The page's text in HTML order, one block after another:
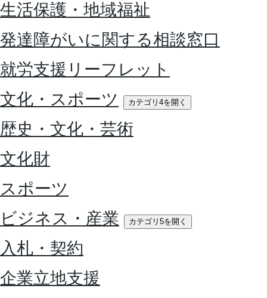
生活保護・地域福祉
発達障がいに関する相談窓口
就労支援リーフレット
文化・スポーツ
カテゴリ4を開く
歴史・文化・芸術
文化財
スポーツ
ビジネス・産業
カテゴリ5を開く
入札・契約
企業立地支援